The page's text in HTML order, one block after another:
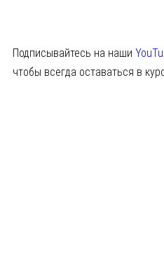
Подписывайтесь на наши
чтобы всегда оставаться в